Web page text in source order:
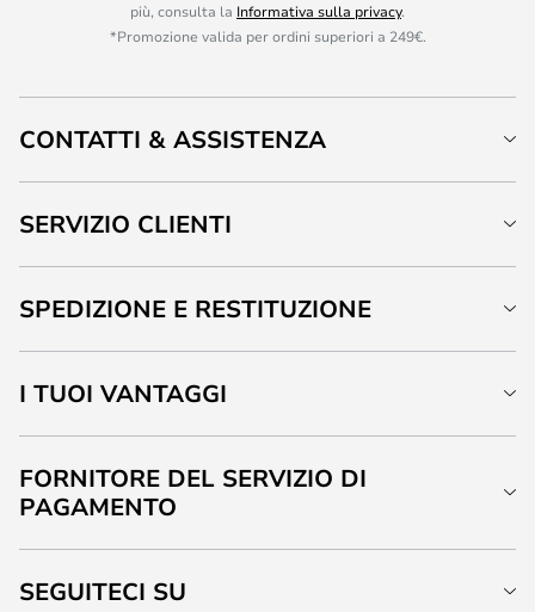
più, consulta la Informativa sulla privacy.
*Promozione valida per ordini superiori a 249€.
CONTATTI & ASSISTENZA
SERVIZIO CLIENTI
SPEDIZIONE E RESTITUZIONE
I TUOI VANTAGGI
FORNITORE DEL SERVIZIO DI
PAGAMENTO
SEGUITECI SU